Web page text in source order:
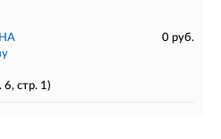
0 руб.
стр. 1)